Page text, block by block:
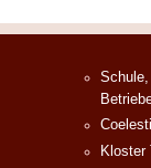
Kloster